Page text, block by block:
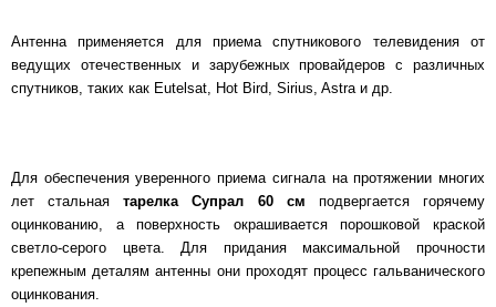
Антенна применяется для приема спутникового телевидения от
ведущих отечественных и зарубежных провайдеров с различных
спутников, таких как Eutelsat, Hot Bird, Sirius, Astra и др.
Для обеспечения уверенного приема сигнала на протяжении многих
лет стальнаятарелка Супрал 60 см подвергается горячему
оцинкованию, а поверхность окрашивается порошковой краской
светло-серого цвета. Для придания максимальной прочности
крепежным деталям антенны они проходят процесс гальванического
оцинкования.